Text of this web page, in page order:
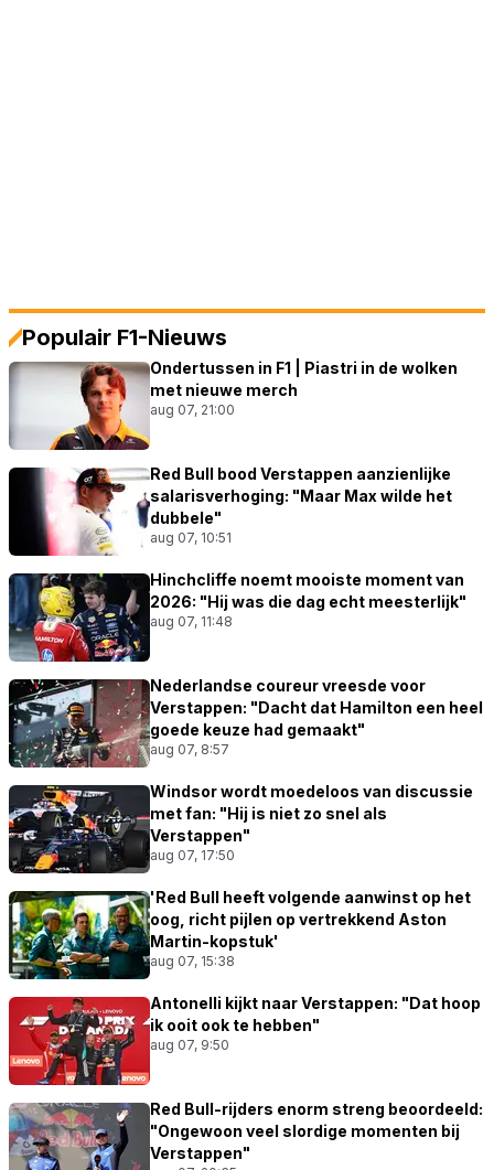
Populair F1-Nieuws
Ondertussen in F1 | Piastri in de wolken
met nieuwe merch
aug 07, 21:00
Red Bull bood Verstappen aanzienlijke
salarisverhoging: "Maar Max wilde het
dubbele"
aug 07, 10:51
Hinchcliffe noemt mooiste moment van
2026: "Hij was die dag echt meesterlijk"
aug 07, 11:48
Nederlandse coureur vreesde voor
Verstappen: "Dacht dat Hamilton een heel
goede keuze had gemaakt"
aug 07, 8:57
Windsor wordt moedeloos van discussie
met fan: "Hij is niet zo snel als
Verstappen"
aug 07, 17:50
'Red Bull heeft volgende aanwinst op het
oog, richt pijlen op vertrekkend Aston
Martin-kopstuk'
aug 07, 15:38
Antonelli kijkt naar Verstappen: "Dat hoop
ik ooit ook te hebben"
aug 07, 9:50
Red Bull-rijders enorm streng beoordeeld:
"Ongewoon veel slordige momenten bij
Verstappen"